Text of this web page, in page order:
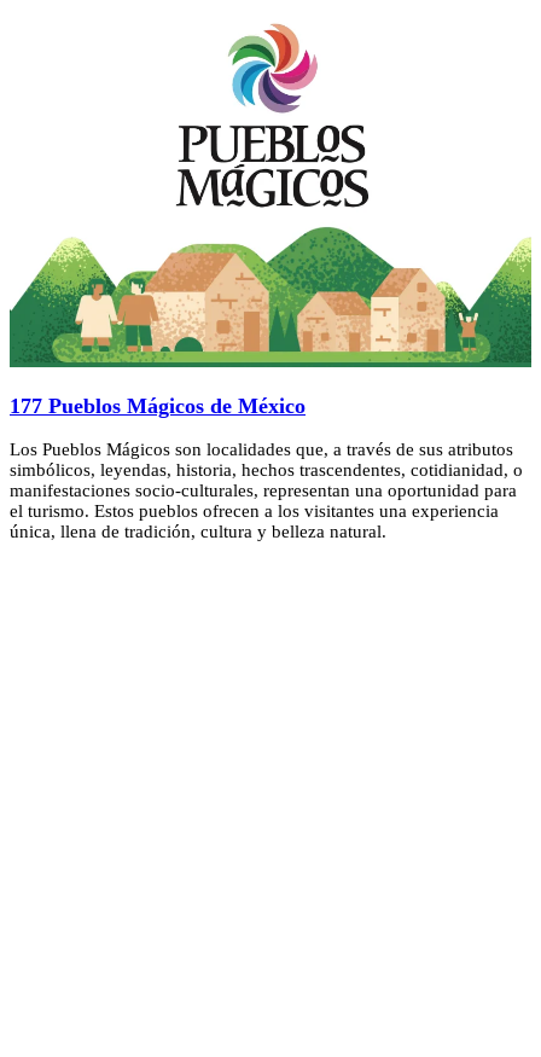
177 Pueblos Mágicos de México
Los Pueblos Mágicos son localidades que, a través de sus atributos
simbólicos, leyendas, historia, hechos trascendentes, cotidianidad, o
manifestaciones socio-culturales, representan una oportunidad para
el turismo. Estos pueblos ofrecen a los visitantes una experiencia
única, llena de tradición, cultura y belleza natural.